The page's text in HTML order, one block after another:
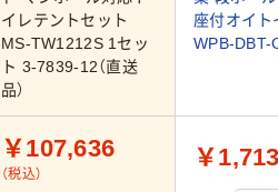
イレテントセット
MS-TW1212S 1セッ
ト 3-7839-12（直送
品）
座付オイト
WPB-DBT-
￥107,636
（税込）
￥1,713